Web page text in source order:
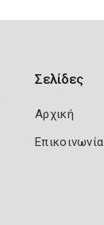
Σελίδες
Αρχική
Επικοινωνία